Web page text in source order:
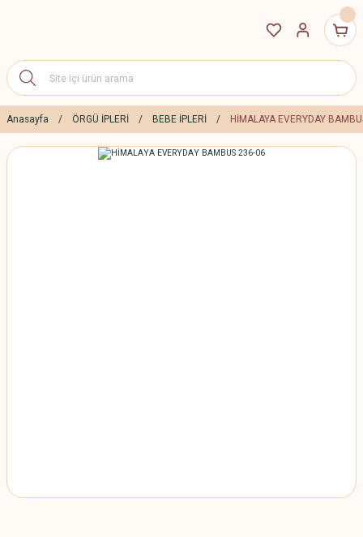
Anasayfa ÖRGÜ İPLERİ BEBE İPLERİ HİMALAYA EVERYDAY